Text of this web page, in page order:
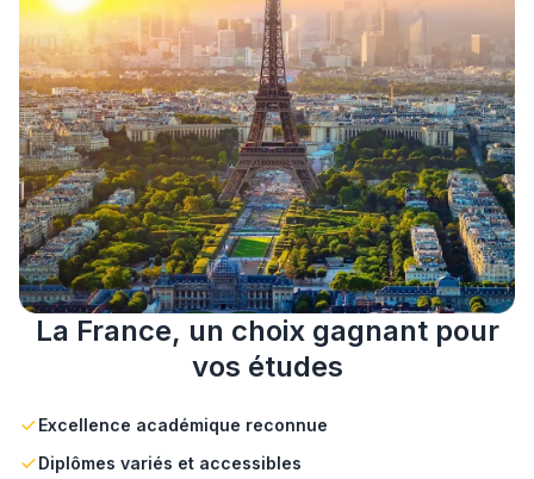
La France, un choix gagnant pour
vos études
Excellence académique reconnue
Diplômes variés et accessibles